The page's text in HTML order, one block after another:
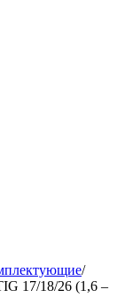
/
17/18/26 (1,6 –